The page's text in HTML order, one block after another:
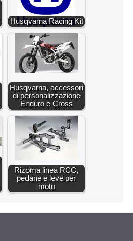
Husqvarna Racing Kit
Husqvarna, accessori
di personalizzazione
Enduro e Cross
Rizoma linea RCC,
pedane e leve per
moto